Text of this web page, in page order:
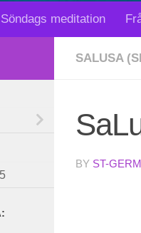
Söndags meditation
SALUSA
BY ST-